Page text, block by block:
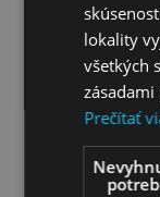
lokality
všetkých
Prečítať